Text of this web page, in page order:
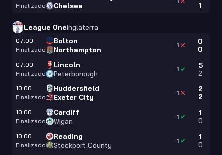
Finalizado
Chelsea
1
League OneInglaterra
07:00
Finalizado
Bolton
Northampton
0
0
1
07:00
Finalizado
Lincoln
Peterborough
5
2
1
10:00
Finalizado
Huddersfield
Exeter City
2
2
1
10:00
Finalizado
Cardiff
Wigan
1
0
1
10:00
Finalizado
Reading
Stockport County
1
0
1